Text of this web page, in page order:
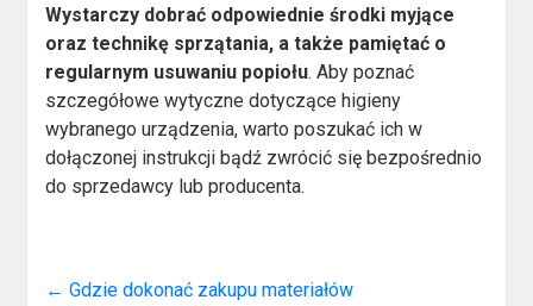
Wystarczy dobrać odpowiednie środki myjące
oraz technikę sprzątania, a także pamiętać o
regularnym usuwaniu popiołu. Aby poznać
szczegółowe wytyczne dotyczące higieny
wybranego urządzenia, warto poszukać ich w
dołączonej instrukcji bądź zwrócić się bezpośrednio
do sprzedawcy lub producenta.
← Gdzie dokonać zakupu materiałów